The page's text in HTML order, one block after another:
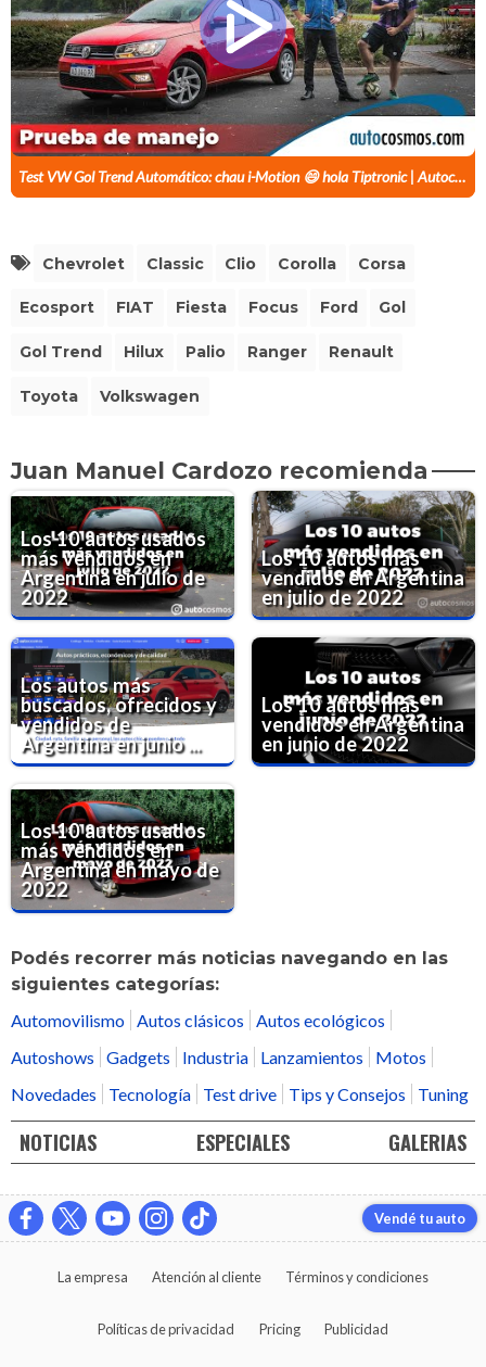
Test VW Gol Trend Automático: chau i-Motion 😄 hola Tiptronic | Autocosmos
Chevrolet Classic Clio Corolla Corsa
Ecosport FIAT Fiesta Focus Ford Gol
Gol Trend Hilux Palio Ranger Renault
Toyota Volkswagen
Juan Manuel Cardozo recomienda
Los 10 autos usados
más vendidos en
Argentina en julio de
2022
Los 10 autos más
vendidos en Argentina
en julio de 2022
Los autos más
buscados, ofrecidos y
vendidos de
Argentina en junio ...
Los 10 autos más
vendidos en Argentina
en junio de 2022
Los 10 autos usados
más vendidos en
Argentina en mayo de
2022
Podés recorrer más noticias navegando en las
siguientes categorías:
Automovilismo
Autos clásicos
Autos ecológicos
Autoshows
Gadgets Industria Lanzamientos
Motos
Novedades
Tecnología Test drive Tips y Consejos Tuning
NOTICIAS ESPECIALES GALERIAS
Vendé tu auto
La empresa Atención al cliente Términos y condiciones
Políticas de privacidad Pricing Publicidad